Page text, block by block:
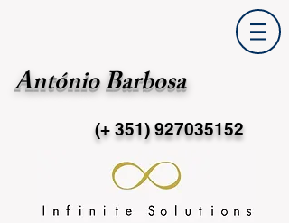
António Barbosa
(+ 351)927035152